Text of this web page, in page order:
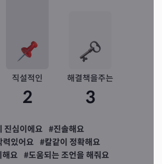
직설적인
2
해결책을주는
3
진심이에요 #진솔해요
력있어요 #칼같이 정확해요
해요 #도움되는 조언을 해줘요